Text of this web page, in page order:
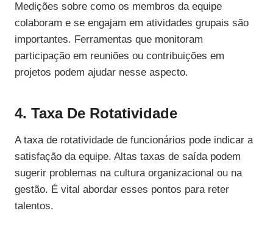
Medições sobre como os membros da equipe
colaboram e se engajam em atividades grupais são
importantes. Ferramentas que monitoram
participação em reuniões ou contribuições em
projetos podem ajudar nesse aspecto.
4. Taxa De Rotatividade
A taxa de rotatividade de funcionários pode indicar a
satisfação da equipe. Altas taxas de saída podem
sugerir problemas na cultura organizacional ou na
gestão. É vital abordar esses pontos para reter
talentos.